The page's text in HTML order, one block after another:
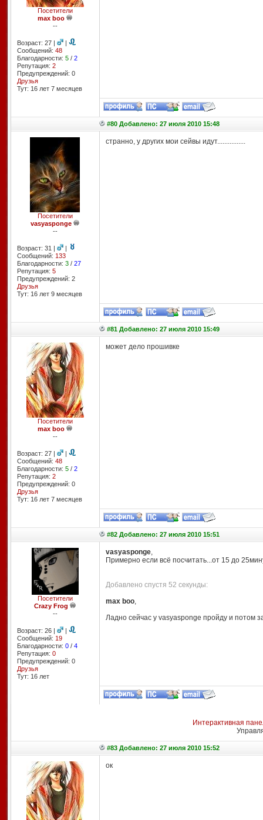
Посетители
max boo
--
Возраст: 27 |
|
Сообщений: 48
Благодарности: 5/ 2
Репутация: 2
Предупреждений: 0
Друзья
Тут: 16 лет 7 месяцев
#80 Добавлено: 27 июля 2010 15:48
Посетители
vasyasponge
--
Возраст: 31 |
|
Сообщений: 133
Благодарности: 3/ 27
Репутация: 5
Предупреждений: 2
Друзья
Тут: 16 лет 9 месяцев
странно, у других мои сейвы идут................
#81 Добавлено: 27 июля 2010 15:49
Посетители
max boo
--
Возраст: 27 |
|
Сообщений: 48
Благодарности: 5/ 2
Репутация: 2
Предупреждений: 0
Друзья
Тут: 16 лет 7 месяцев
может дело прошивке
#82 Добавлено: 27 июля 2010 15:51
Посетители
Crazy Frog
--
Возраст: 26 |
|
Сообщений: 19
Благодарности: 0/ 4
Репутация: 0
Предупреждений: 0
Друзья
Тут: 16 лет
vasyasponge,
Примерно если всё посчитать...от 15 до
Добавлено спустя 52 секунды:
max boo,
Ладно сейчас у vasyasponge пройду и потом
Интерактивная
#83 Добавлено: 27 июля 2010 15:52
ок